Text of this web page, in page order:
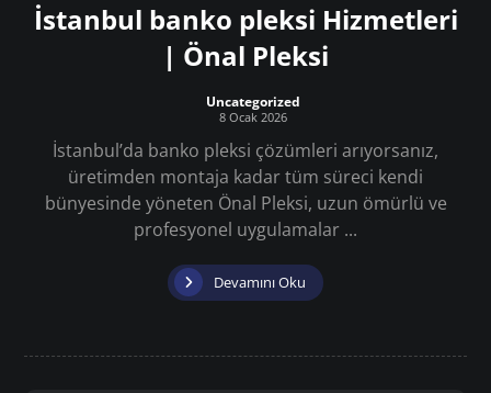
İstanbul banko pleksi Hizmetleri
| Önal Pleksi
Uncategorized
8 Ocak 2026
İstanbul’da banko pleksi çözümleri arıyorsanız,
üretimden montaja kadar tüm süreci kendi
bünyesinde yöneten Önal Pleksi, uzun ömürlü ve
profesyonel uygulamalar ...
Devamını Oku